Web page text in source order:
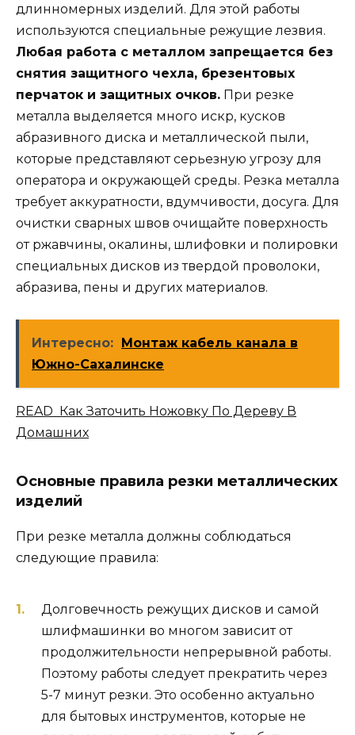
длинномерных изделий. Для этой работы
используются специальные режущие лезвия.
Любая работа с металлом запрещается без
снятия защитного чехла, брезентовых
перчаток и защитных очков. При резке
металла выделяется много искр, кусков
абразивного диска и металлической пыли,
которые представляют серьезную угрозу для
оператора и окружающей среды. Резка металла
требует аккуратности, вдумчивости, досуга. Для
очистки сварных швов очищайте поверхность
от ржавчины, окалины, шлифовки и полировки
специальных дисков из твердой проволоки,
абразива, пены и других материалов.
Интересно: Монтаж кабель канала в
Южно-Сахалинске
READ Как Заточить Ножовку По Дереву В
Домашних
Основные правила резки металлических
изделий
При резке металла должны соблюдаться
следующие правила:
Долговечность режущих дисков и самой
шлифмашинки во многом зависит от
продолжительности непрерывной работы.
Поэтому работы следует прекратить через
5-7 минут резки. Это особенно актуально
для бытовых инструментов, которые не